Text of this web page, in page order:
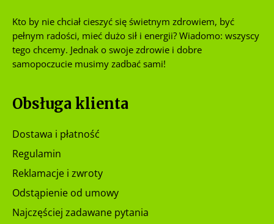
Kto by nie chciał cieszyć się świetnym zdrowiem, być
pełnym radości, mieć dużo sił i energii? Wiadomo: wszyscy
tego chcemy. Jednak o swoje zdrowie i dobre
samopoczucie musimy zadbać sami!
Obsługa klienta
Dostawa i płatność
Regulamin
Reklamacje i zwroty
Odstąpienie od umowy
Najczęściej zadawane pytania